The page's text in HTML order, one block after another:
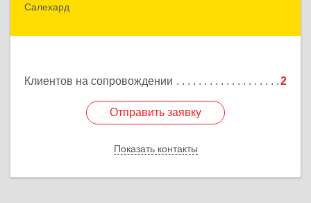
Салехард
Клиентов на сопровождении 2
Отправить заявку
Показать контакты
Отправить заявку
Назад